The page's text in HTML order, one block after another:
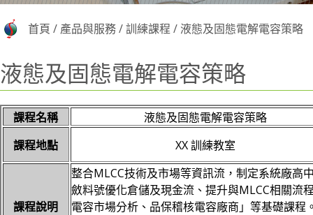
首頁 / 產品與服務/訓練課程 / 液態及固態電解電容策略
液態及固態電解電容策略
課程名稱
液態及固態電解電容策略
課程地點
XX 訓練教室
課程說明
整合MLCC技術及市場等資訊流，制定系統廠高
斂料號優化倉儲及現金流、提升與MLCC相關流
電容市場分析、品保稽核電容廠商」等基礎課